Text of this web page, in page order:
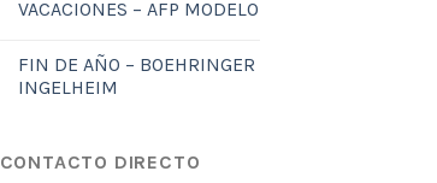
VACACIONES – AFP MODELO
FIN DE AÑO – BOEHRINGER
INGELHEIM
CONTACTO DIRECTO